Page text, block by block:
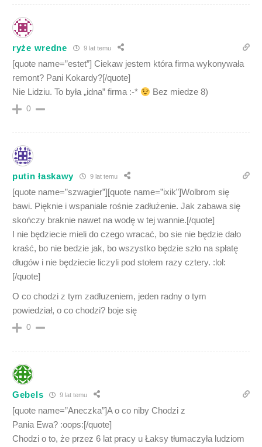
ryże wredne 9 lat temu
[quote name=”estet”] Ciekaw jestem która firma wykonywała
remont? Pani Kokardy?[/quote]
Nie Lidziu. To była „idna” firma :-*
Bez miedze 8)
0
putin łaskawy 9 lat temu
[quote name=”szwagier”][quote name=”ixik”]Wolbrom się
bawi. Pięknie i wspaniale rośnie zadłużenie. Jak zabawa się
skończy braknie nawet na wodę w tej wannie.[/quote]
I nie będziecie mieli do czego wracać, bo sie nie będzie dało
kraść, bo nie bedzie jak, bo wszystko będzie szło na spłatę
długów i nie będziecie liczyli pod stołem razy cztery. :lol:
[/quote]
O co chodzi z tym zadłuzeniem, jeden radny o tym
powiedział, o co chodzi? boje się
0
Gebels 9 lat temu
[quote name=”Aneczka”]A o co niby Chodzi z
Pania Ewa? :oops:[/quote]
Chodzi o to, że przez 6 lat pracy u Łaksy tłumaczyła ludziom